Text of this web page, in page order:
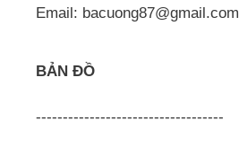
Email: bacuong87@gmail.com
BẢN ĐỒ
-----------------------------------